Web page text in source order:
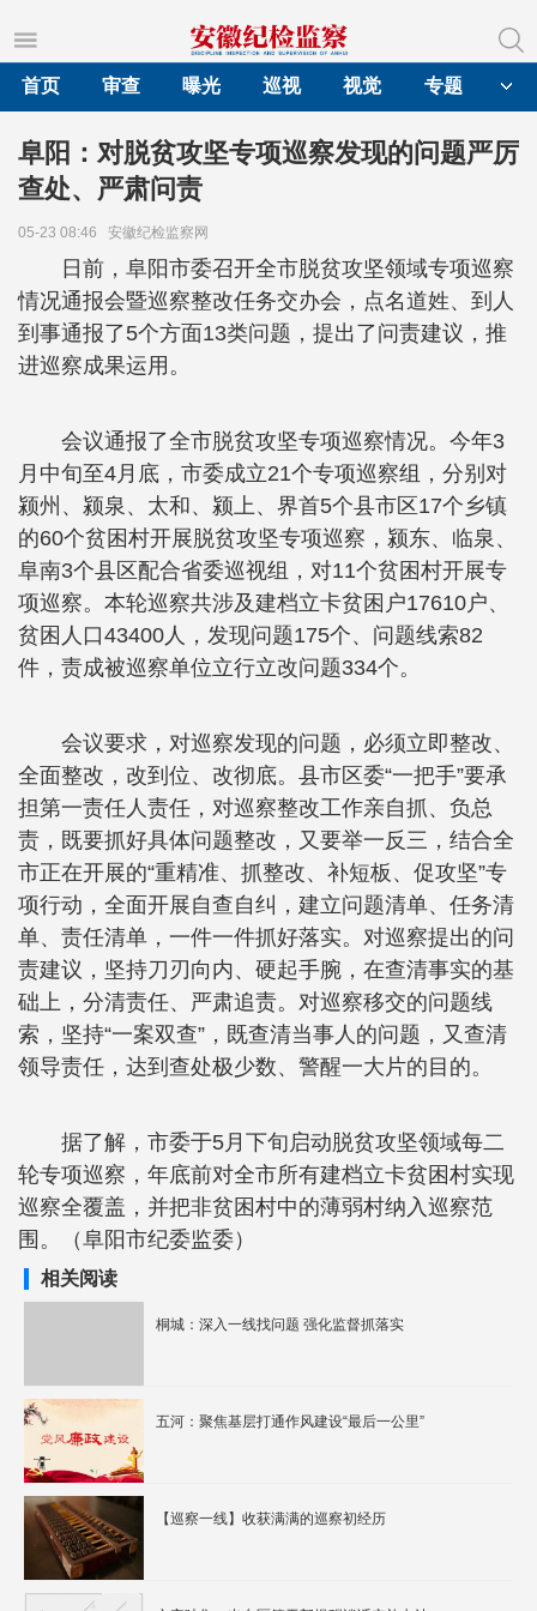
首页
审查 曝光 巡视 视觉 专题
阜阳：对脱贫攻坚专项巡察发现的问题严厉
查处、严肃问责
05-23 08:46 安徽纪检监察网
日前，阜阳市委召开全市脱贫攻坚领域专项巡察
情况通报会暨巡察整改任务交办会，点名道姓、到人
到事通报了5个方面13类问题，提出了问责建议，推
进巡察成果运用。
会议通报了全市脱贫攻坚专项巡察情况。今年3
月中旬至4月底，市委成立21个专项巡察组，分别对
颍州、颍泉、太和、颍上、界首5个县市区17个乡镇
的60个贫困村开展脱贫攻坚专项巡察，颍东、临泉、
阜南3个县区配合省委巡视组，对11个贫困村开展专
项巡察。本轮巡察共涉及建档立卡贫困户17610户、
贫困人口43400人，发现问题175个、问题线索82
件，责成被巡察单位立行立改问题334个。
会议要求，对巡察发现的问题，必须立即整改、
全面整改，改到位、改彻底。县市区委“一把手”要承
担第一责任人责任，对巡察整改工作亲自抓、负总
责，既要抓好具体问题整改，又要举一反三，结合全
市正在开展的“重精准、抓整改、补短板、促攻坚”专
项行动，全面开展自查自纠，建立问题清单、任务清
单、责任清单，一件一件抓好落实。对巡察提出的问
责建议，坚持刀刃向内、硬起手腕，在查清事实的基
础上，分清责任、严肃追责。对巡察移交的问题线
索，坚持“一案双查”，既查清当事人的问题，又查清
领导责任，达到查处极少数、警醒一大片的目的。
据了解，市委于5月下旬启动脱贫攻坚领域每二
轮专项巡察，年底前对全市所有建档立卡贫困村实现
巡察全覆盖，并把非贫困村中的薄弱村纳入巡察范
围。（阜阳市纪委监委）
相关阅读
桐城：深入一线找问题 强化监督抓落实
五河：聚焦基层打通作风建设“最后一公里”
【巡察一线】收获满满的巡察初经历